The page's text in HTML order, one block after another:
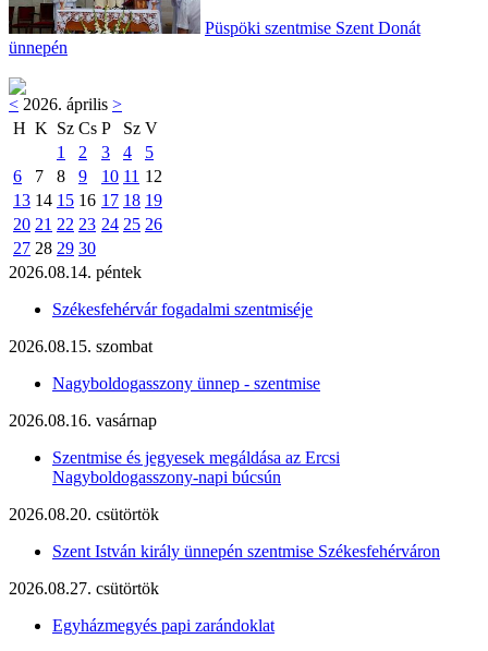
Püspöki szentmise Szent Donát
ünnepén
< 2026. április >
H K Sz Cs P Sz V
1
2 3 4
5
6
7 8 9 10 11 12
13 14 15 16 17 18 19
20 21 22 23 24 25 26
27 28 29 30
2026.08.14. péntek
Székesfehérvár fogadalmi szentmiséje
2026.08.15. szombat
Nagyboldogasszony ünnep - szentmise
2026.08.16. vasárnap
Szentmise és jegyesek megáldása az Ercsi
Nagyboldogasszony-napi búcsún
2026.08.20. csütörtök
Szent István király ünnepén szentmise Székesfehérváron
2026.08.27. csütörtök
Egyházmegyés papi zarándoklat